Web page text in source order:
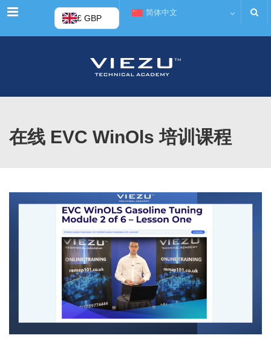
菜单 £ GBP
简体中文
在线 EVC WinOls 培训课程